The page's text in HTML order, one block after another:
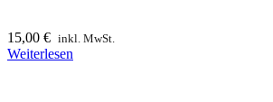
15,00 € inkl. MwSt.
Weiterlesen